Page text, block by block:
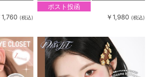
1,760 (税込)
ポスト投函
￥1,980 (税込)